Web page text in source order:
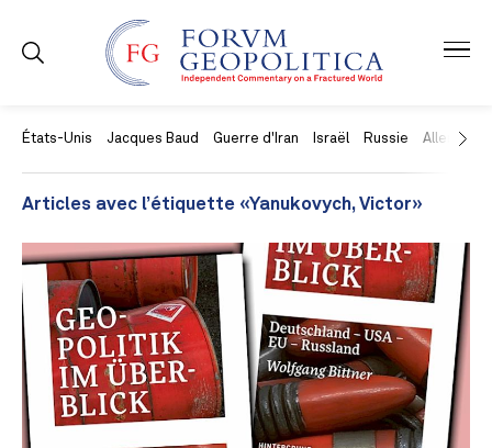
États-Unis Jacques Baud Guerre d'Iran Israël Russie Allemagne
Articles avec l’étiquette «Yanukovych, Victor»